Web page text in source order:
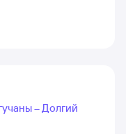
– Долгий